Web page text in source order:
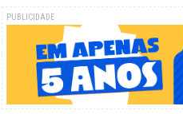
PUBLICIDADE